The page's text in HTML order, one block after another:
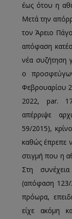
έως ότου η
Μετά την
τον Άρειο
απόφαση
νέα συζήτηση
ο
Φεβρουαρίου
2022, par.
απέρριψε
59/2015),
καθώς έπρεπε
στιγμή που η
Στη
(απόφαση 123/
πρόωρα,
είχε ακόμη